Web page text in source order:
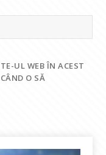
UL WEB ÎN ACEST
O SĂ